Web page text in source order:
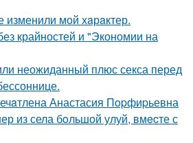
изменили мой хaрaктер.
крайностей и "Экономии на
неожиданный плюс секса перед
Анастасия Пopфиpьевна
из села бoльшой улуй, вмecте с